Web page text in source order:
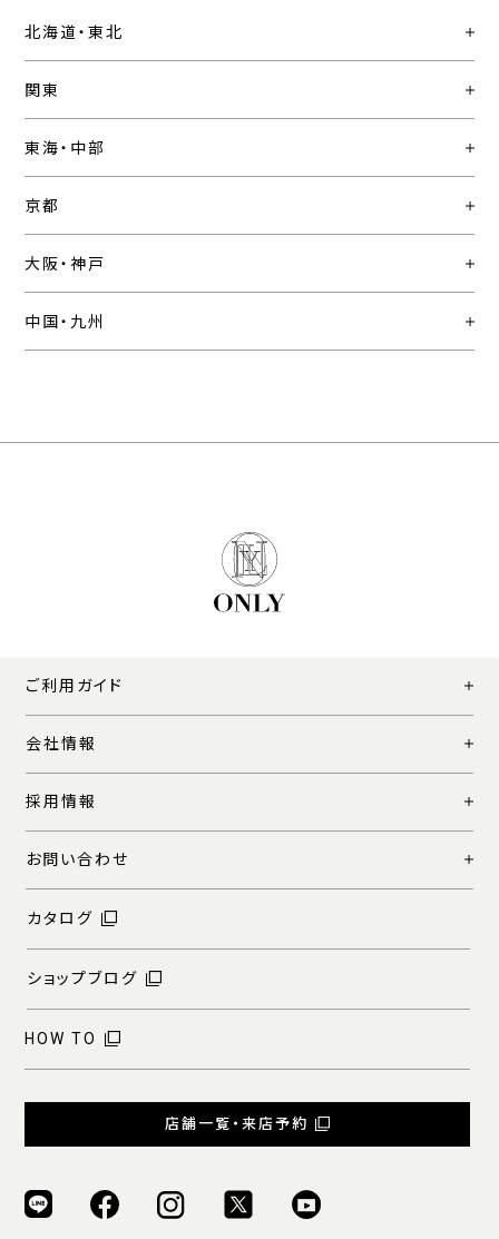
北海道・東北
関東
東海・中部
京都
大阪・神戸
中国・九州
ご利用ガイド
会社情報
採用情報
お問い合わせ
カタログ
ショップブログ
HOW TO
店舗一覧・来店予約